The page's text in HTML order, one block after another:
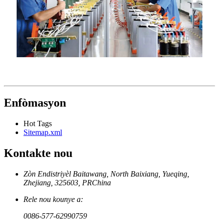
Enfòmasyon
Hot Tags
Sitemap.xml
Kontakte nou
Zòn Endistriyèl Baitawang, North Baixiang, Yueqing,
Zhejiang, 325603, PRChina
Rele nou kounye a:
0086-577-62990759